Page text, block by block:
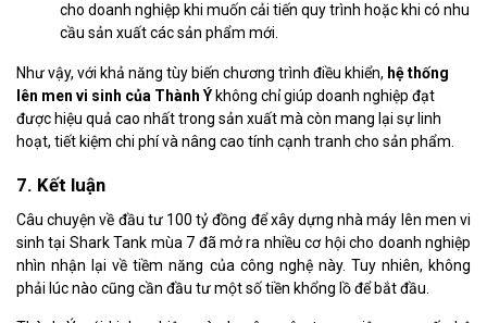
cho doanh nghiệp khi muốn cải tiến quy trình hoặc khi có nhu
cầu sản xuất các sản phẩm mới.
Như vậy, với khả năng tùy biến chương trình điều khiển, hệ thống
lên men vi sinh của Thành Ý không chỉ giúp doanh nghiệp đạt
được hiệu quả cao nhất trong sản xuất mà còn mang lại sự linh
hoạt, tiết kiệm chi phí và nâng cao tính cạnh tranh cho sản phẩm.
7. Kết luận
Câu chuyện về đầu tư 100 tỷ đồng để xây dựng nhà máy lên men vi
sinh tại Shark Tank mùa 7 đã mở ra nhiều cơ hội cho doanh nghiệp
nhìn nhận lại về tiềm năng của công nghệ này. Tuy nhiên, không
phải lúc nào cũng cần đầu tư một số tiền khổng lồ để bắt đầu.